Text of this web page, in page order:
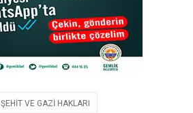
ŞEHIT VE GAZI HAKLARI